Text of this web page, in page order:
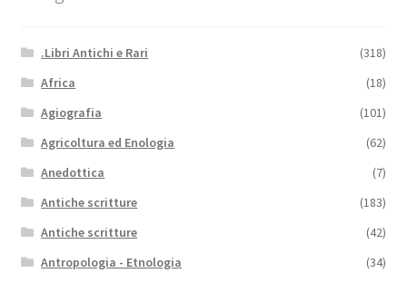
.Libri Antichi e Rari
(318)
Africa
(18)
Agiografia
(101)
Agricoltura ed Enologia
(62)
Anedottica
(7)
Antiche scritture
(183)
Antiche scritture
(42)
Antropologia - Etnologia
(34)